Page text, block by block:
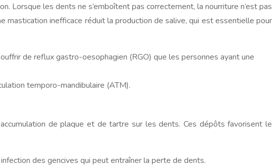
Lorsque les dents ne s’emboîtent pas correctement, la nourriture n’est pas
mastication inefficace réduit la production de salive, qui est essentielle pour
de reflux gastro-oesophagien (RGO) que les personnes ayant une
temporo-mandibulaire (ATM).
de plaque et de tartre sur les dents. Ces dépôts favorisent le
des gencives qui peut entraîner la perte de dents.